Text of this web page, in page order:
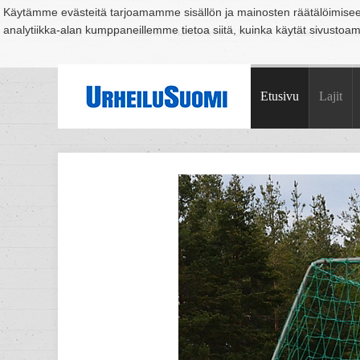
Käytämme evästeitä tarjoamamme sisällön ja mainosten
analytiikka-alan kumppaneillemme tietoa siitä, kuinka käytät
Suomi Espoo Helsinki Hämeenlinna Joensuu Jyväskylä
Etusivu Lajit